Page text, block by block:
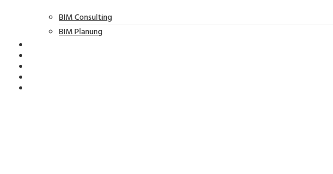
BIM Consulting
BIM Planung